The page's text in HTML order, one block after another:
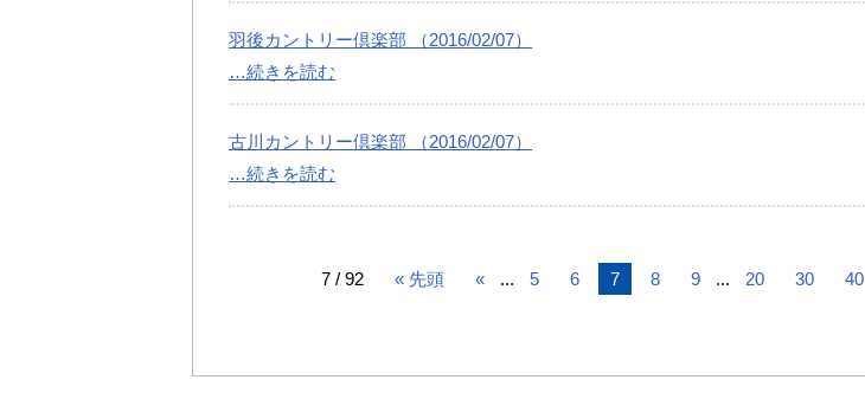
羽後カントリー倶楽部 （2016/02/07）
…続きを読む
古川カントリー倶楽部 （2016/02/07）
…続きを読む
7 / 92 « 先頭 « ... 5 6 7 8 9 ... 20 30 40